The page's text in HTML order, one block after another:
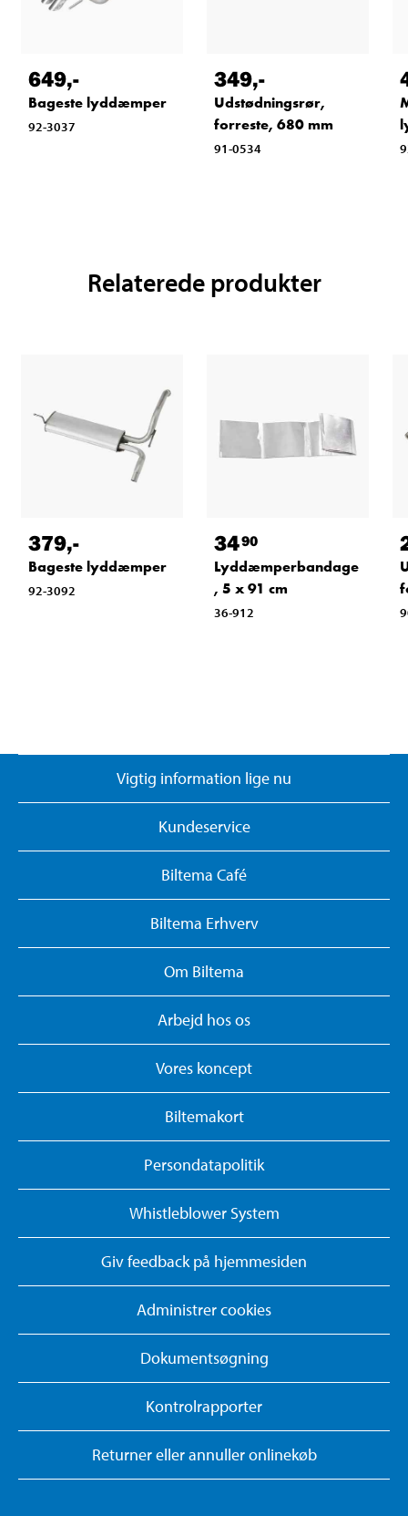
649,-
Bageste lyddæmper
92-3037
349,-
Udstødningsrør,
forreste, 680 mm
91-0534
Relaterede produkter
379,-
Bageste lyddæmper
92-3092
3490
Lyddæmperbandage
, 5 x 91 cm
36-912
Vigtig information lige nu
Kundeservice
Biltema Café
Biltema Erhverv
Om Biltema
Arbejd hos os
Vores koncept
Biltemakort
Persondatapolitik
Whistleblower System
Giv feedback på hjemmesiden
Administrer cookies
Dokumentsøgning
Kontrolrapporter
Returner eller annuller onlinekøb